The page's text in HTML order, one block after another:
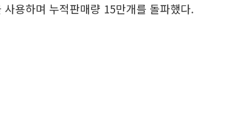
용하며 누적판매량 15만개를 돌파했다.